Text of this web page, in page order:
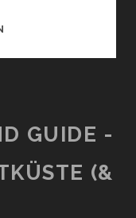
GUIDE -
(&